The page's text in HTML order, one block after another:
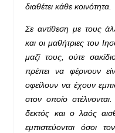
διαθέτει κάθε κοινότητα.
Σε αντίθεση με τους
και οι μαθήτριες του
μαζί τους, ούτε
πρέπει να φέρνουν
οφείλουν να έχουν
στον οποίο
δεκτός και ο λαός
εμπιστεύονται όσοι